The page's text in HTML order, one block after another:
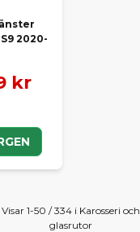
2020-
kr
Visar 1-50 / 334 i Karosseri och
glasrutor